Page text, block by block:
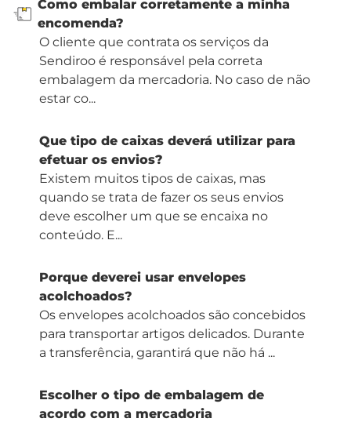
Como embalar corretamente a minha
encomenda?
O cliente que contrata os serviços da
Sendiroo é responsável pela correta
embalagem da mercadoria. No caso de não
estar co...
Que tipo de caixas deverá utilizar para
efetuar os envios?
Existem muitos tipos de caixas, mas
quando se trata de fazer os seus envios
deve escolher um que se encaixa no
conteúdo. E...
Porque deverei usar envelopes
acolchoados?
Os envelopes acolchoados são concebidos
para transportar artigos delicados. Durante
a transferência, garantirá que não há ...
Escolher o tipo de embalagem de
acordo com a mercadoria